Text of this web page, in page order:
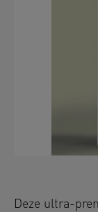
Deze ultra-